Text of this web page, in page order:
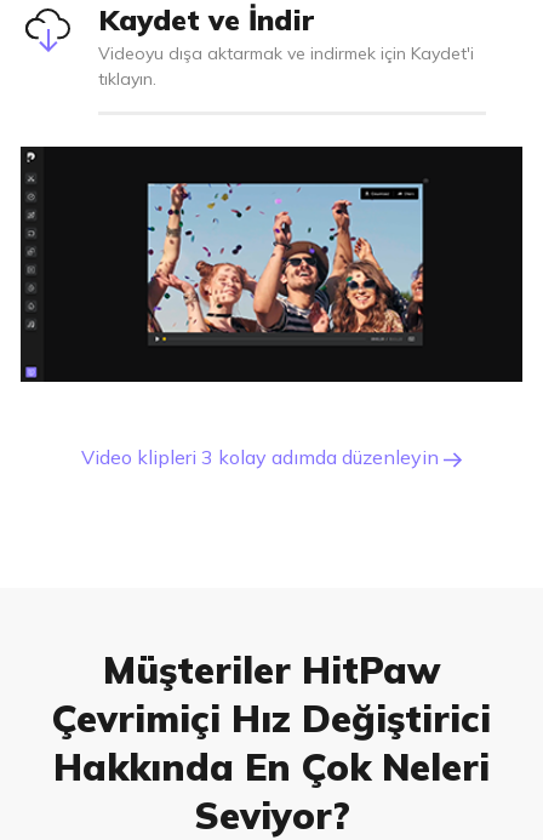
Kaydet ve İndir
Videoyu dışa aktarmak ve indirmek için Kaydet'i
tıklayın.
Video klipleri 3 kolay adımda düzenleyin
Müşteriler HitPaw
Çevrimiçi Hız Değiştirici
Hakkında En Çok Neleri
Seviyor?